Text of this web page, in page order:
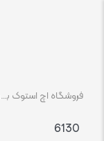
فروشگاه اچ استوک بازار انلاین تجهیزات کامپیوتر استوک
6130